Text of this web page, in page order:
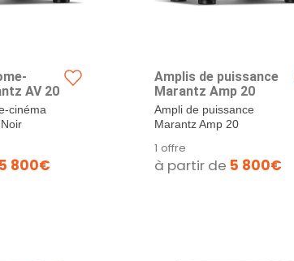
AV 20
cinéma
5 800€
Amplis de puissance
Marantz Amp 20
Ampli de puissance
Marantz Amp 20
1 offre
à partir de 5 800€